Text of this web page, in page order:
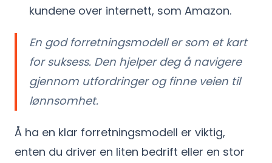
kundene over internett, som Amazon.
En god forretningsmodell er som et kart
for suksess. Den hjelper deg å navigere
gjennom utfordringer og finne veien til
lønnsomhet.
Å ha en klar forretningsmodell er viktig,
enten du driver en liten bedrift eller en stor